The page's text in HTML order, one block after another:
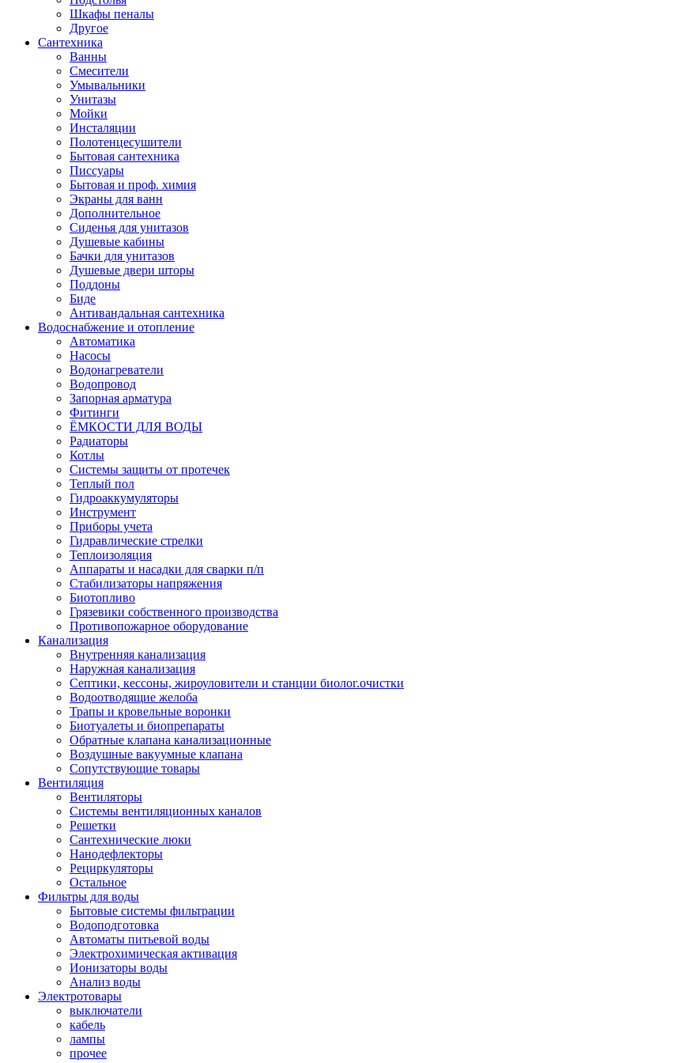
Шкафы пеналы
Другое
Сантехника
Ванны
Смесители
Умывальники
Унитазы
Мойки
Инсталяции
Полотенцесушители
Бытовая сантехника
Писсуары
Бытовая и проф. химия
Экраны для ванн
Дополнительное
Сиденья для унитазов
Душевые кабины
Бачки для унитазов
Душевые двери шторы
Поддоны
Биде
Антивандальная сантехника
Водоснабжение и отопление
Автоматика
Насосы
Водонагреватели
Водопровод
Запорная арматура
Фитинги
ЁМКОСТИ ДЛЯ ВОДЫ
Радиаторы
Котлы
Системы защиты от протечек
Теплый пол
Гидроаккумуляторы
Инструмент
Приборы учета
Гидравлические стрелки
Теплоизоляция
Аппараты и насадки для сварки п/п
Стабилизаторы напряжения
Биотопливо
Грязевики собственного производства
Противопожарное оборудование
Канализация
Внутренняя канализация
Наружная канализация
Септики, кессоны, жироуловители и станции биолог.очистки
Водоотводящие желоба
Трапы и кровельные воронки
Биотуалеты и биопрепараты
Обратные клапана канализационные
Воздушные вакуумные клапана
Сопутствующие товары
Вентиляция
Вентиляторы
Системы вентиляционных каналов
Решетки
Сантехнические люки
Нанодефлекторы
Рециркуляторы
Остальное
Фильтры для воды
Бытовые системы фильтрации
Водоподготовка
Автоматы питьевой воды
Электрохимическая активация
Ионизаторы воды
Анализ воды
Электротовары
выключатели
кабель
лампы
прочее